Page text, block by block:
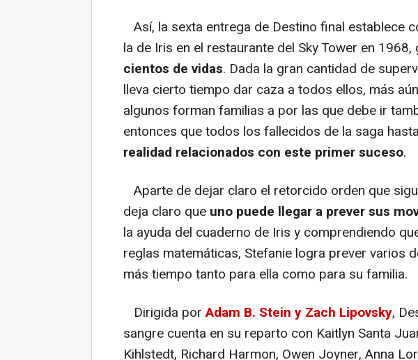
Así, la sexta entrega de Destino final establece
la de Iris en el restaurante del Sky Tower en 1968,
cientos de vidas. Dada la gran cantidad de
lleva cierto tiempo dar caza a todos ellos, más
algunos forman familias a por las que debe ir
entonces que todos los fallecidos de la saga
realidad relacionados con este primer suceso.
Aparte de dejar claro el retorcido orden que
deja claro que uno puede llegar a prever sus
la ayuda del cuaderno de Iris y comprendiendo
reglas matemáticas, Stefanie logra prever varios
más tiempo tanto para ella como para su familia.
Dirigida porAdam B. Stein y Zach Lipovsky,
sangre cuenta en su reparto con Kaitlyn Santa
Kihlstedt, Richard Harmon, Owen Joyner, Anna